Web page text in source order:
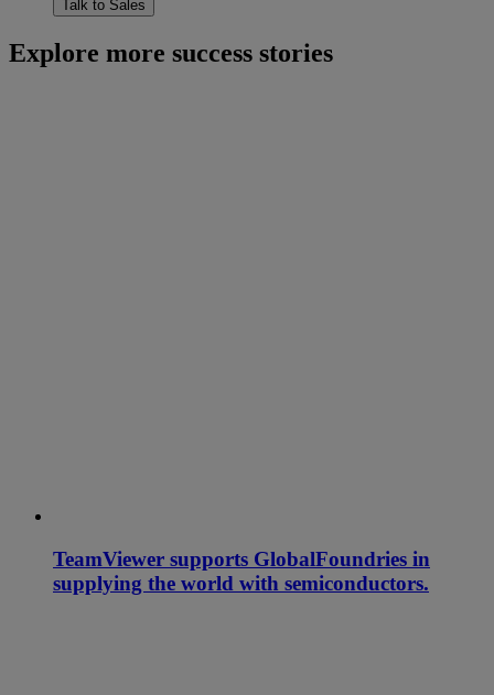
Talk to Sales
Explore more success stories
TeamViewer supports GlobalFoundries in
supplying the world with semiconductors.